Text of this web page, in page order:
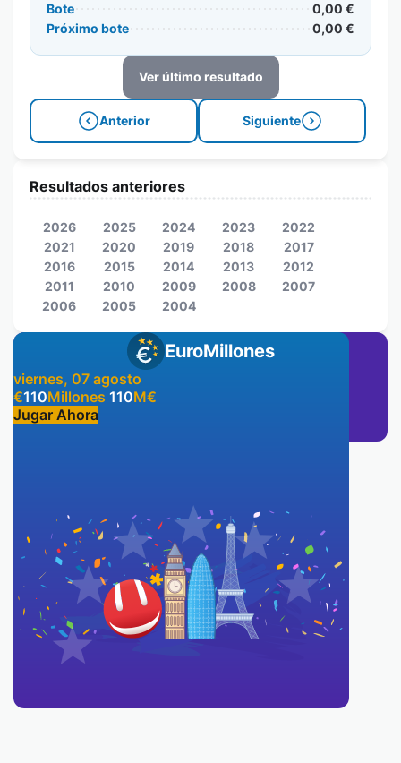
Bote
0,00 €
Próximo bote
0,00 €
Ver último resultado
Anterior Siguiente
EuroMillones
viernes, 07 agosto
€110Millones 110M€
Jugar Ahora
Resultados anteriores
2026 2025 2024 2023
2022
2021
2020 2019 2018
2017
2016
2015 2014 2013
2012
2011
2010 2009 2008
2007
2006
2005 2004